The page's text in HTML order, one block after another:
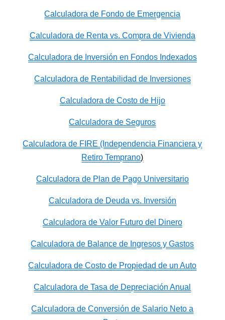
Calculadora de Fondo de Emergencia
Calculadora de Renta vs. Compra de Vivienda
Calculadora de Inversión en Fondos Indexados
Calculadora de Rentabilidad de Inversiones
Calculadora de Costo de Hijo
Calculadora de Seguros
Calculadora de FIRE (Independencia Financiera y
Retiro Temprano)
Calculadora de Plan de Pago Universitario
Calculadora de Deuda vs. Inversión
Calculadora de Valor Futuro del Dinero
Calculadora de Balance de Ingresos y Gastos
Calculadora de Costo de Propiedad de un Auto
Calculadora de Tasa de Depreciación Anual
Calculadora de Conversión de Salario Neto a